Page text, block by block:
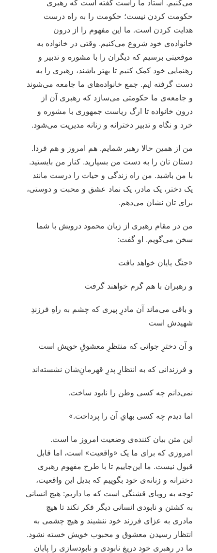
می‌کنیم. استاد ما راست گفته است که رهبری
حکومت کردن نیست؛ حکومت را به راه درست
هدایت کردن است. ما این مفهوم را از درون
خانواده‌ی خود شروع می‌کنیم. وقتی در خانواده به
موقعیتی برسیم که دیگران را با مشوره و تدبیر و
رهنمایی خود کمک کنیم تا بهتر باشند، رهبری را به
دست گرفته ایم. جمع خانواده‌های ما جامعه می‌شوند
و جامعه‌ی ما حکومتی می‌سازد که رهبری آن از
درون خانواده تا ارگ ریاست جمهوری با مشوره و
خرد و نگاه و تدبیر دخترانه و زنانه مدیریت می‌شود.
من از همین حالا رهبر شمایم. هم امروز و هم فردا.
دستان تان را به دست من بسپارید. کنار من بایستید.
با من باشید. من راه زندگی و حیات را درست مانند
یک دختر، یک مادر، یک نماد عشق و محبت و دوستی،
برای تان نشان می‌دهم.
من در مقام رهبری از زبان محمود درویش با شما
سخن می‌گویم. او گفت:
«‏جنگ پايان خواهد يافت
و رهبران با هم گرم خواهند گرفت
و باقى می‌ماند آن مادرِ پيرى كه چشم به راهِ فرزندِ
شهيدش است
و آن دخترِ جوانى كه منتظرِ معشوقِ خويش است
و فرزندانى كه به انتظارِ پدرِ قهرمان‌ِشان نشسته‌اند
نمی‌دانم چه كسى وطن را نابود ساخت.
اما ديدم چه كسى بهاىِ آن را پرداخت.»
این متن بیان کننده‌ی وضعیت امروز ما است.
امروزی که برای ما یک «واقعیت» است، اما قابل
قبول نیست. ما این‌جاییم تا با طرح مفهوم رهبری
دخترانه و زنانه‌ی خود بگوییم که بدیل این واقعیت،
توجه به رویای قشنگی است که ما داریم: هیچ انسانی
به کشتن و نابودی انسانی دیگر فکر نکند تا هیچ
مادری به عزای فرزند خود ننشیند و هیچ چشمی ‌به
انتظار رسیدن معشوق و محبوب خویش خسته نشود.
ما در رهبری خود دریغ نابودی و نابودسازی را پایان